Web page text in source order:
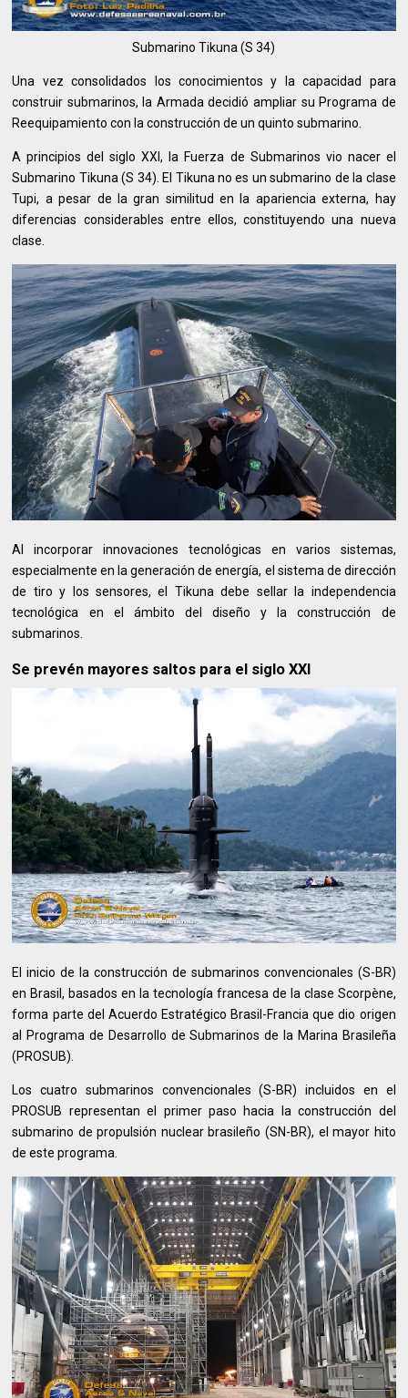
Submarino Tikuna (S 34)
Una vez consolidados los conocimientos y la capacidad para
construir submarinos, la Armada decidió ampliar su Programa de
Reequipamiento con la construcción de un quinto submarino.
A principios del siglo XXI, la Fuerza de Submarinos vio nacer el
Submarino Tikuna (S 34). El Tikuna no es un submarino de la clase
Tupi, a pesar de la gran similitud en la apariencia externa, hay
diferencias considerables entre ellos, constituyendo una nueva
clase.
Al incorporar innovaciones tecnológicas en varios sistemas,
especialmente en la generación de energía, el sistema de dirección
de tiro y los sensores, el Tikuna debe sellar la independencia
tecnológica en el ámbito del diseño y la construcción de
submarinos.
Se prevén mayores saltos para el siglo XXI
El inicio de la construcción de submarinos convencionales (S-BR)
en Brasil, basados en la tecnología francesa de la clase Scorpène,
forma parte del Acuerdo Estratégico Brasil-Francia que dio origen
al Programa de Desarrollo de Submarinos de la Marina Brasileña
(PROSUB).
Los cuatro submarinos convencionales (S-BR) incluidos en el
PROSUB representan el primer paso hacia la construcción del
submarino de propulsión nuclear brasileño (SN-BR), el mayor hito
de este programa.